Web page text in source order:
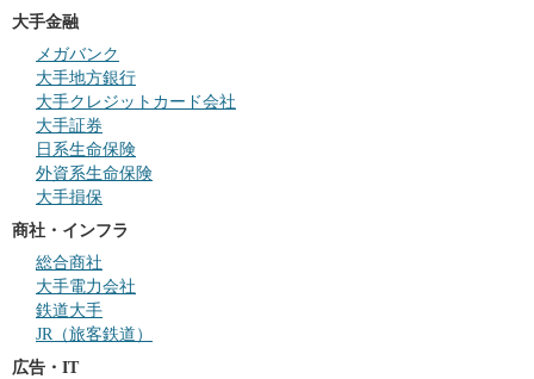
大手金融
メガバンク
大手地方銀行
大手クレジットカード会社
大手証券
日系生命保険
外資系生命保険
大手損保
商社・インフラ
総合商社
大手電力会社
鉄道大手
JR（旅客鉄道）
広告・IT